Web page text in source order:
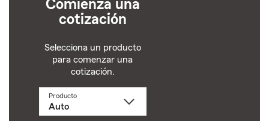
Comienza una
cotización
Selecciona un producto
para comenzar una
cotización.
ProductoSelecciona